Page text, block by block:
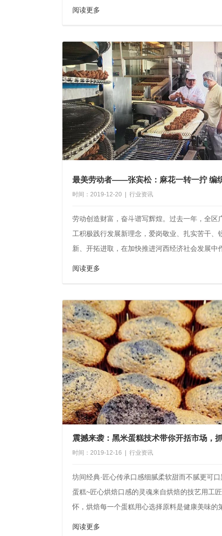
开会，...
阅读更多
时间：2019-12-20 | 行业资讯
劳动创造财富，奋斗谱写辉煌。过去一年，全区
工积极践行发展新理念，爱岗敬业、扎实苦干、
新、开拓进取，在加快推进河西经济社会发展中
巨大贡...
阅读更多
时间：2019-12-16 | 行业资讯
坊间经典·匠心传承口感细腻柔软甜而不腻更可
蛋糕~匠心烘焙口感的灵魂来自烘焙的技艺用工
怀，烘焙每一个蛋糕用心选择原料是健康美味的
万工百人...
阅读更多